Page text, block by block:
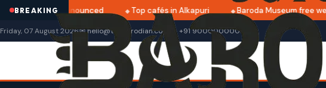
BREAKING
2025 dates announced Top cafés in Alkapuri Baroda Museum free
Friday, 07 August 2026✉ hello@thebarodian.com +91 9000000000